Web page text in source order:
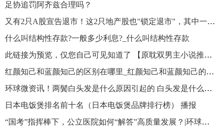
足协追罚阿齐兹合理吗？
又有2只A股宣告退市！这2只地产股也"锁定退市"，其中一家曾获恒大控股…_环球百事通
什么叫结构性存款?一般多少利息?_什么叫结构性存款
此链接为预览，仅您自己可见知道了 【原耽双男主小说推荐】《不想再卑微》夸克浏览器
红颜知己和蓝颜知己的区别在哪里_红颜知己和蓝颜知己的区别
环球微资讯！两鬓白头发是什么原因引起的 白头发是什么原因引起的
日本电饭煲排名前十名（日本电饭煲品牌排行榜） 播报
“国考”指挥棒下，公立医院如何“解答”高质量发展？|环球关注